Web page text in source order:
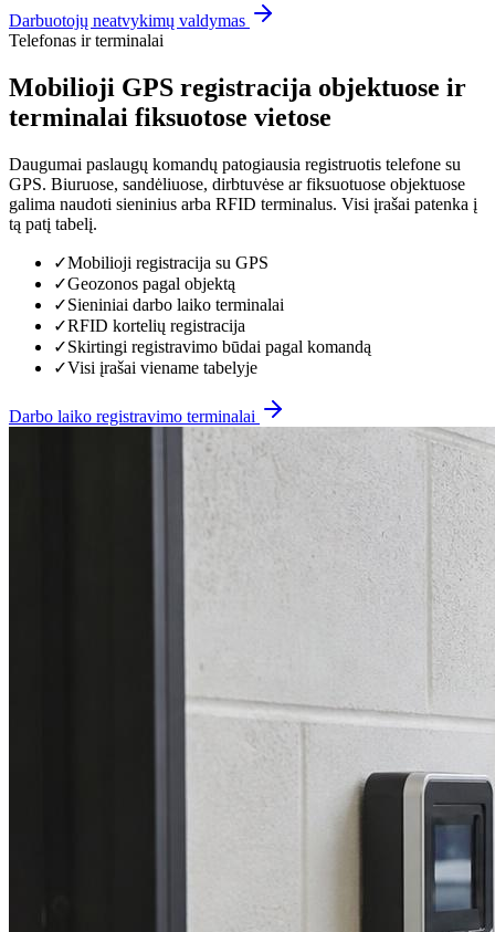
Darbuotojų neatvykimų valdymas
Telefonas ir terminalai
Mobilioji GPS registracija objektuose ir
terminalai fiksuotose vietose
Daugumai paslaugų komandų patogiausia registruotis telefone su
GPS. Biuruose, sandėliuose, dirbtuvėse ar fiksuotuose objektuose
galima naudoti sieninius arba RFID terminalus. Visi įrašai patenka į
tą patį tabelį.
✓Mobilioji registracija su GPS
✓Geozonos pagal objektą
✓Sieniniai darbo laiko terminalai
✓RFID kortelių registracija
✓Skirtingi registravimo būdai pagal komandą
✓Visi įrašai viename tabelyje
Darbo laiko registravimo terminalai